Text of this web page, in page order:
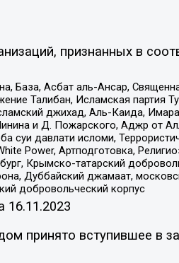
признанных в
База, Асбат аль-Ансар,
Талибан, Исламская партия
джихад, Аль-Каида,
и Д. Пожарского, Аджр от
суи давлати исломи,
Power, Артподготовка,
Крымско-татарский
Дуббайский джамаат,
добровольческий корпус
16.11.2023
принято вступившее в